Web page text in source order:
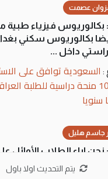
عصمت
: بكالوريوس فيزياء طبية
بكالوريوس سكني
داخل ...
: السعودية توافق على
إعطاء 100 منحة دراسية للطلبة
سنويا
جاسم هليل
نحن اباء الطلاب الأوائل
السيد احمد الصافي
يتم التحديث اولا باول